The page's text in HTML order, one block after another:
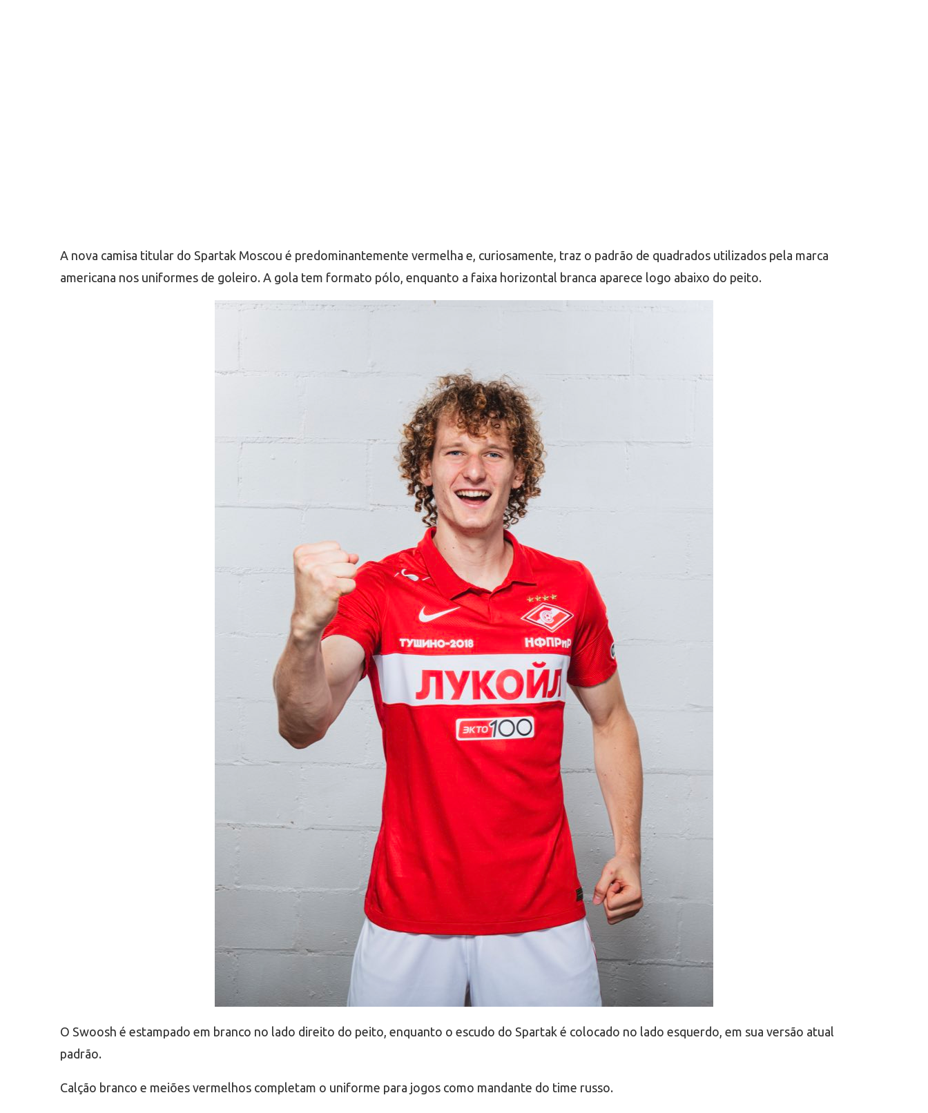
A nova camisa titular do Spartak Moscou é predominantemente vermelha e, curiosamente, traz o padrão de quadrados utilizados pela marca
americana nos uniformes de goleiro. A gola tem formato pólo, enquanto a faixa horizontal branca aparece logo abaixo do peito.
O Swoosh é estampado em branco no lado direito do peito, enquanto o escudo do Spartak é colocado no lado esquerdo, em sua versão atual
padrão.
Calção branco e meiões vermelhos completam o uniforme para jogos como mandante do time russo.